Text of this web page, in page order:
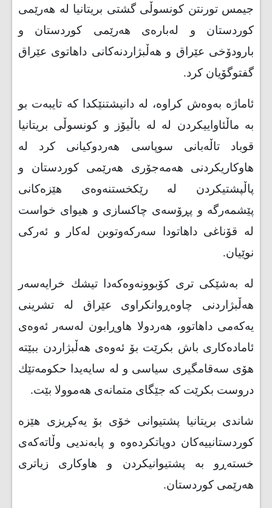
جیمس تورنتن كونسوڵی گشتی بریتانیا لە هەرێمی
كوردستان و لەبارەی هەرێمی كوردستان و
بارودۆخی عێراق و هەڵبژاردنەکانی داهاتوی عێراق
گفتوگۆیان كرد.
ئاماژە بەوەش کراوە، لە دانیشتنێكدا كە تایبەت بو
بە ماڵئاواییكردن لە لە باڵیۆز و كونسوڵی بریتانیا
قوباد تاڵەبانی سوپاسی هەردوكیانی كرد لە
هاوكاریكردنی هەمەجۆری هەرێمی كوردستان و
پاڵپشتیكردن لە رێكخستنەوەی هێزەكانی
پێشمەرگە و پڕۆسەی چاكسازی و هیوای خواست
لە قۆناغی داهاتودا سەركەوتوبن لەكار و ئەركی
نوێیان.
لە بەشێكی تری كۆبوونەوەكەدا تیشك خرایەسەر
هەڵبژاردنی چاوەڕوانكراوی عێراق لە تشرینی
یەكەمی داهاتوو، هەردولا هاوڕابون لەسەر ئەوەی
ئامادەكاری باش بكرێت بۆ ئەوەی هەڵبژاردن ببێتە
هۆی سەقامگیری سیاسی و لە سایەیدا حكومەتێك
دروست بكرێت كە جێگای متمانەی هەموولا بێت.
شاندی بریتانیا پشتیوانی خۆی بۆ یەكڕیزی هێزە
كوردستانییەكان دوپاتكردەوە و پابەندیی وڵاتەكەی
خستەڕو بە پشتیوانیكردن و هاوكاری زیاتری
هەرێمی كوردستان.